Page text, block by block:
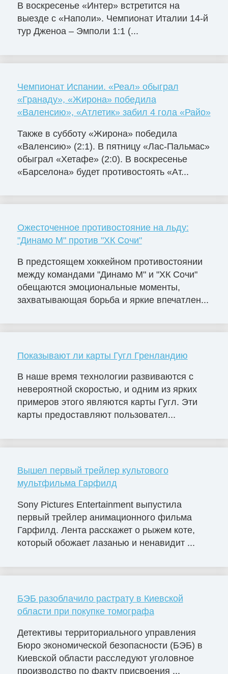
В воскресенье «Интер» встретится на
выезде с «Наполи». Чемпионат Италии 14-й
тур Дженоа – Эмполи 1:1 (...
Чемпионат Испании. «Реал» обыграл
«Гранаду», «Жирона» победила
«Валенсию», «Атлетик» забил 4 гола «Райо»
Также в субботу «Жирона» победила
«Валенсию» (2:1). В пятницу «Лас-Пальмас»
обыграл «Хетафе» (2:0). В воскресенье
«Барселона» будет противостоять «Ат...
Ожесточенное противостояние на льду:
"Динамо М" против "ХК Сочи"
В предстоящем хоккейном противостоянии
между командами "Динамо М" и "ХК Сочи"
обещаются эмоциональные моменты,
захватывающая борьба и яркие впечатлен...
Показывают ли карты Гугл Гренландию
В наше время технологии развиваются с
невероятной скоростью, и одним из ярких
примеров этого являются карты Гугл. Эти
карты предоставляют пользовател...
Вышел первый трейлер культового
мультфильма Гарфилд
Sony Pictures Entertainment выпустила
первый трейлер анимационного фильма
Гарфилд. Лента расскажет о рыжем коте,
который обожает лазанью и ненавидит ...
БЭБ разоблачило растрату в Киевской
области при покупке томографа
Детективы территориального управления
Бюро экономической безопасности (БЭБ) в
Киевской области расследуют уголовное
производство по факту присвоения ...